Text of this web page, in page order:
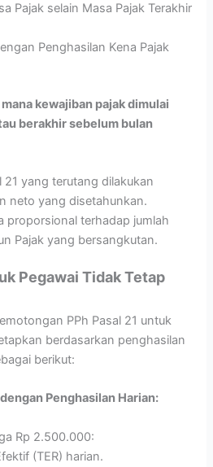
Pajak selain Masa Pajak Terakhir
Penghasilan Kena Pajak
kewajiban pajak dimulai
berakhir sebelum bulan
21 yang terutang dilakukan
neto yang disetahunkan.
proporsional terhadap jumlah
Pajak yang bersangkutan.
Pegawai Tidak Tetap
PPh Pasal 21 untuk
berdasarkan penghasilan
berikut:
Penghasilan Harian:
Rp 2.500.000:
(TER) harian.